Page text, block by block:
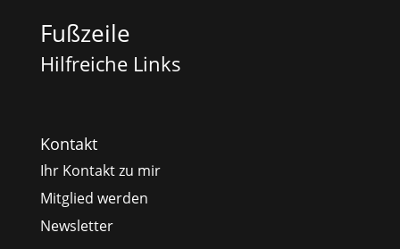
Fußzeile
Hilfreiche Links
Kontakt
Ihr Kontakt zu mir
Mitglied werden
Newsletter